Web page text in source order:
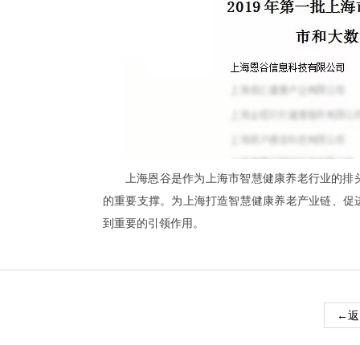
上海恩谷是作为上海市智慧健康养老行业的
的重要支撑。为上海打造智慧健康养老产业链、
到重要的引领作用。
←